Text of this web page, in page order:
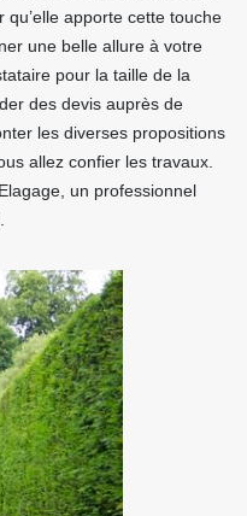
qu’elle apporte cette touche
une belle allure à votre
pour la taille de la
des devis auprès de
les diverses propositions
allez confier les travaux.
un professionnel